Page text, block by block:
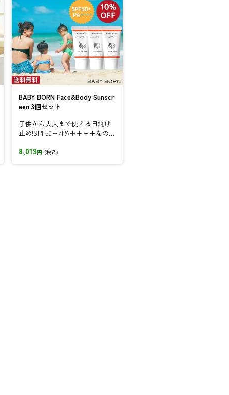
BABY BORN Face&Body Sunscr
een 3個セット
子供から大人まで使える日焼け
止め!SPF50+/PA++++なのに
8,019円 (税込)